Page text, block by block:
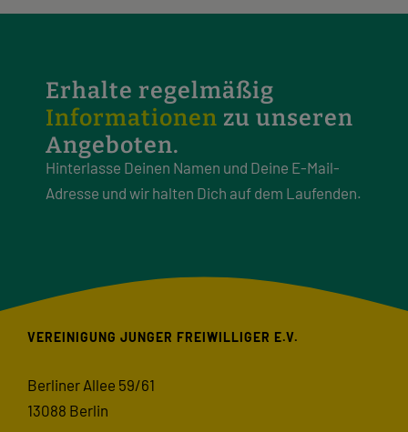
Erhalte regelmäßig
Informationen zu unseren
Angeboten.
Hinterlasse Deinen Namen und Deine E-Mail-
Adresse und wir halten Dich auf dem Laufenden.
VEREINIGUNG JUNGER FREIWILLIGER E.V.
Berliner Allee 59/61
13088 Berlin